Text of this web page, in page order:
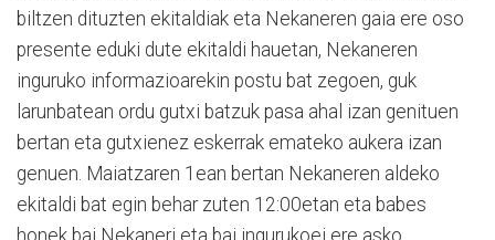
biltzen dituzten ekitaldiak eta Nekaneren gaia ere oso
presente eduki dute ekitaldi hauetan, Nekaneren
inguruko informazioarekin postu bat zegoen, guk
larunbatean ordu gutxi batzuk pasa ahal izan genituen
bertan eta gutxienez eskerrak emateko aukera izan
genuen. Maiatzaren 1ean bertan Nekaneren aldeko
ekitaldi bat egin behar zuten 12:00etan eta babes
honek bai Nekaneri eta bai ingurukoei ere asko